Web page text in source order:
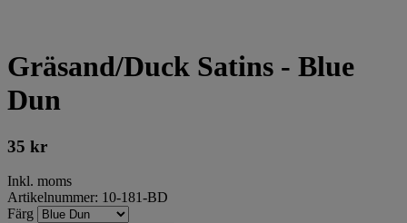
Gräsand/Duck Satins - Blue
Dun
35 kr
Inkl. moms
Artikelnummer: 10-181-BD
Färg